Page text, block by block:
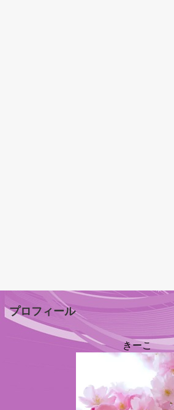
プロフィール
きーこ